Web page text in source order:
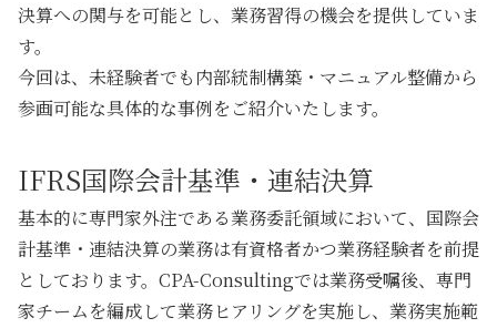
決算への関与を可能とし、業務習得の機会を提供していま
す。
今回は、未経験者でも内部統制構築・マニュアル整備から
参画可能な具体的な事例をご紹介いたします。
IFRS国際会計基準・連結決算
基本的に専門家外注である業務委託領域において、 国際会
計基準・連結決算の業務は有資格者かつ業務経験者を前提
としております。CPA-Consultingでは業務受嘱後、専門
家チームを編成して業務ヒアリングを実施し、業務実施範